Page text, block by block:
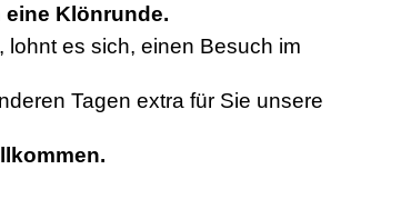
Klönrunde.
lohnt es sich, einen Besuch im
Tagen extra für Sie unsere